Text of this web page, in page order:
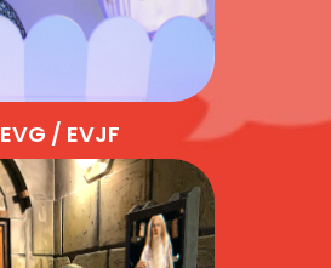
EVG / EVJF